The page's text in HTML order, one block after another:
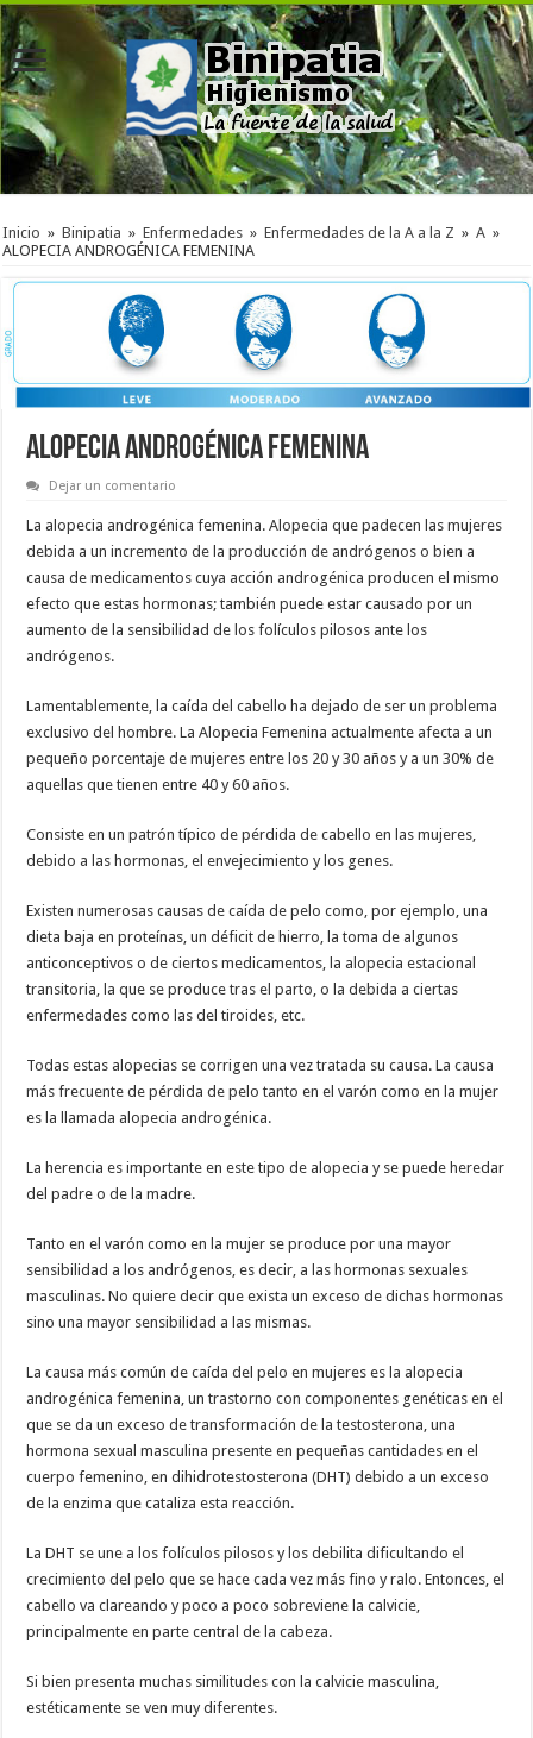
Inicio » Binipatia » Enfermedades » Enfermedades de la A a la Z » A »
ALOPECIA ANDROGÉNICA FEMENINA
ALOPECIA ANDROGÉNICA FEMENINA
Dejar un comentario
La alopecia androgénica femenina. Alopecia que padecen las mujeres
debida a un incremento de la producción de andrógenos o bien a
causa de medicamentos cuya acción androgénica producen el mismo
efecto que estas hormonas; también puede estar causado por un
aumento de la sensibilidad de los folículos pilosos ante los
andrógenos.
Lamentablemente, la caída del cabello ha dejado de ser un problema
exclusivo del hombre. La Alopecia Femenina actualmente afecta a un
pequeño porcentaje de mujeres entre los 20 y 30 años y a un 30% de
aquellas que tienen entre 40 y 60 años.
Consiste en un patrón típico de pérdida de cabello en las mujeres,
debido a las hormonas, el envejecimiento y los genes.
Existen numerosas causas de caída de pelo como, por ejemplo, una
dieta baja en proteínas, un déficit de hierro, la toma de algunos
anticonceptivos o de ciertos medicamentos, la alopecia estacional
transitoria, la que se produce tras el parto, o la debida a ciertas
enfermedades como las del tiroides, etc.
Todas estas alopecias se corrigen una vez tratada su causa. La causa
más frecuente de pérdida de pelo tanto en el varón como en la mujer
es la llamada alopecia androgénica.
La herencia es importante en este tipo de alopecia y se puede heredar
del padre o de la madre.
Tanto en el varón como en la mujer se produce por una mayor
sensibilidad a los andrógenos, es decir, a las hormonas sexuales
masculinas. No quiere decir que exista un exceso de dichas hormonas
sino una mayor sensibilidad a las mismas.
La causa más común de caída del pelo en mujeres es la alopecia
androgénica femenina, un trastorno con componentes genéticas en el
que se da un exceso de transformación de la testosterona, una
hormona sexual masculina presente en pequeñas cantidades en el
cuerpo femenino, en dihidrotestosterona (DHT) debido a un exceso
de la enzima que cataliza esta reacción.
La DHT se une a los folículos pilosos y los debilita dificultando el
crecimiento del pelo que se hace cada vez más fino y ralo. Entonces, el
cabello va clareando y poco a poco sobreviene la calvicie,
principalmente en parte central de la cabeza.
Si bien presenta muchas similitudes con la calvicie masculina,
estéticamente se ven muy diferentes.